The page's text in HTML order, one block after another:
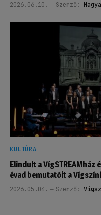
2026.06.10. Szerző:
KULTÚRA
Elindult a
évad bemutatóit a
2026.05.04. Szerző: